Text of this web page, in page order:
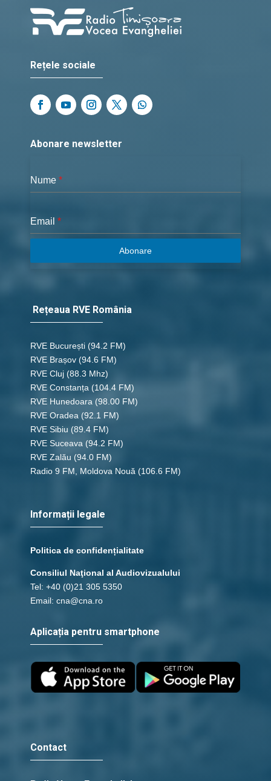
Rețele sociale
Abonare newsletter
Nume *
Email *
Abonare
Rețeaua RVE România
RVE București (94.2 FM)
RVE Brașov (94.6 FM)
RVE Cluj (88.3 Mhz)
RVE Constanța (104.4 FM)
RVE Hunedoara (98.00 FM)
RVE Oradea (92.1 FM)
RVE Sibiu (89.4 FM)
RVE Suceava (94.2 FM)
RVE Zalău (94.0 FM)
Radio 9 FM, Moldova Nouă (106.6 FM)
Informații legale
Politica de confidențialitate
Consiliul Naţional al Audiovizualului
Tel: +40 (0)21 305 5350
Email: cna@cna.ro
Aplicația pentru smartphone
Contact